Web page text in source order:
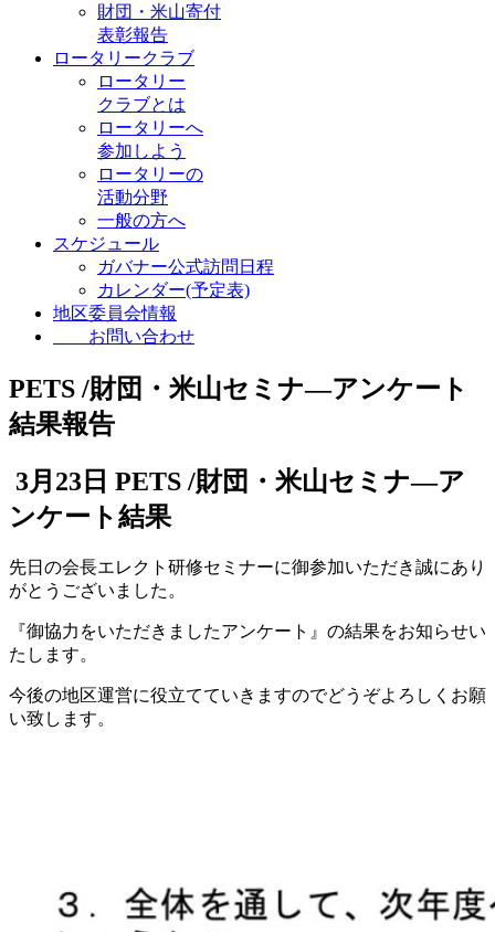
財団・米山寄付
表彰報告
ロータリークラブ
ロータリー
クラブとは
ロータリーへ
参加しよう
ロータリーの
活動分野
一般の方へ
スケジュール
ガバナー公式訪問日程
カレンダー(予定表)
地区委員会情報
お問い合わせ
PETS /財団・米山セミナ―アンケート
結果報告
3月23日 PETS /財団・米山セミナ―ア
ンケート結果
先日の会長エレクト研修セミナーに御参加いただき誠にあり
がとうございました。
『御協力をいただきましたアンケート』の結果をお知らせい
たします。
今後の地区運営に役立てていきますのでどうぞよろしくお願
い致します。